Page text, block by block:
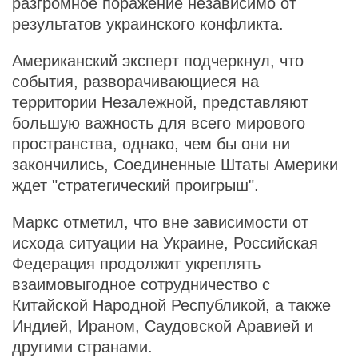
результатов украинского конфликта.
Американский эксперт подчеркнул, что
события, разворачивающиеся на
территории Незалежной, представляют
большую важность для всего мирового
пространства, однако, чем бы они ни
закончились, Соединенные Штаты Америки
ждет "стратегический проигрыш".
Маркс отметил, что вне зависимости от
исхода ситуации на Украине, Российская
Федерация продолжит укреплять
взаимовыгодное сотрудничество с
Китайской Народной Республикой, а также
Индией, Ираном, Саудовской Аравией и
другими странами.